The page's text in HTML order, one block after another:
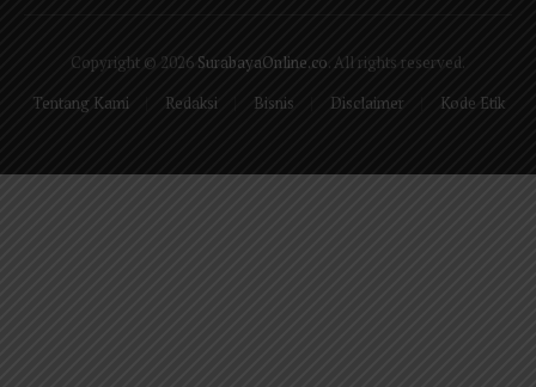
Copyright © 2026 SurabayaOnline.co . All rights reserved.
Tentang Kami
Redaksi Bisnis Disclaimer Kode Etik